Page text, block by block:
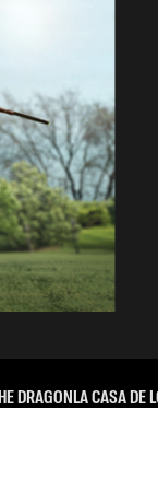
DRAGONLA CASA DE